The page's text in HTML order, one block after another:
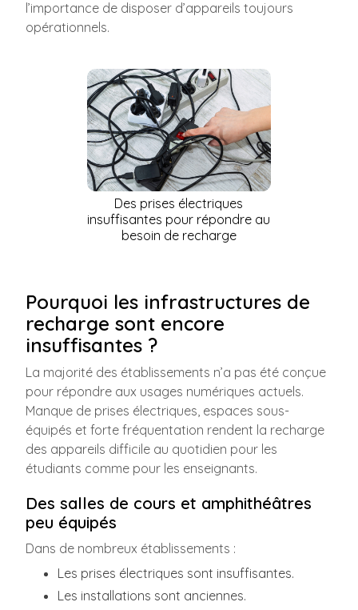
l’importance de disposer d’appareils toujours
opérationnels.
Des prises électriques
insuffisantes pour répondre au
besoin de recharge
Pourquoi les infrastructures de
recharge sont encore
insuffisantes ?
La majorité des établissements n’a pas été conçue
pour répondre aux usages numériques actuels.
Manque de prises électriques, espaces sous-
équipés et forte fréquentation rendent la recharge
des appareils difficile au quotidien pour les
étudiants comme pour les enseignants.
Des salles de cours et amphithéâtres
peu équipés
Dans de nombreux établissements :
Les prises électriques sont insuffisantes.
Les installations sont anciennes.